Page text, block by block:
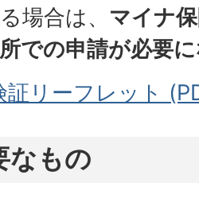
場合は、 マイナ
での申請が必要
証リーフレット
なもの